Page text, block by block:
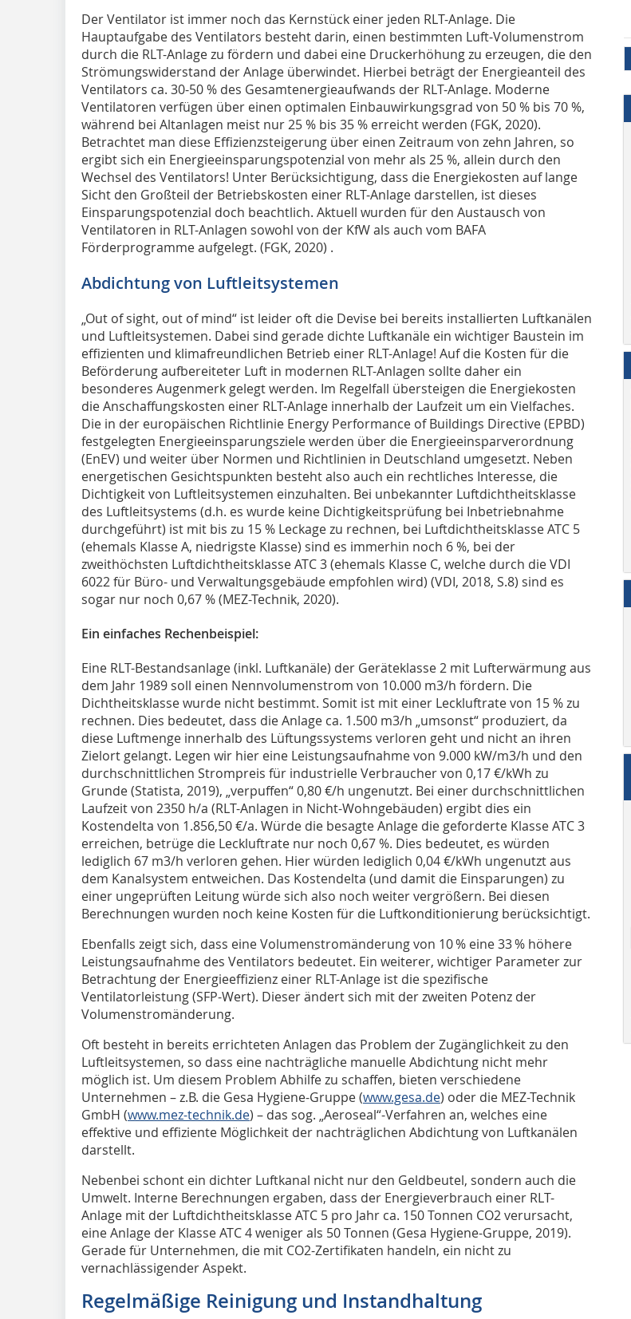
Der Ventilator ist immer noch das Kernstück einer jeden RLT-Anlage. Die
Hauptaufgabe des Ventilators besteht darin, einen bestimmten Luft-Volumenstrom
durch die RLT-Anlage zu fördern und dabei eine Druckerhöhung zu erzeugen, die den
Strömungswiderstand der Anlage überwindet. Hierbei beträgt der Energieanteil des
Ventilators ca. 30-50 % des Gesamt­energieaufwands der RLT-Anlage. Moderne
Ventilatoren verfügen über einen optimalen Einbauwirkungsgrad von 50 % bis 70 %,
während bei Altanlagen meist nur 25 % bis 35 % erreicht werden (FGK, 2020).
Betrachtet man diese Effizienzsteigerung über einen Zeitraum von zehn Jahren, so
ergibt sich ein Energieeinsparungspotenzial von mehr als 25 %, allein durch den
Wechsel des Ventilators! Unter Berücksichtigung, dass die Energiekosten auf lange
Sicht den Großteil der Betriebskosten einer RLT-Anlage darstellen, ist dieses
Einsparungspotenzial doch beachtlich. Aktuell wurden für den Austausch von
Ventilatoren in RLT-Anlagen sowohl von der KfW als auch vom BAFA
Förderprogramme aufgelegt. (FGK, 2020) .
Abdichtung von Luftleitsystemen
„Out of sight, out of mind“ ist leider oft die Devise bei bereits installierten Luftkanälen
und Luftleitsystemen. Dabei sind gerade dichte Luftkanäle ein wichtiger Baustein im
effizienten und klimafreundlichen Betrieb einer RLT-Anlage! Auf die Kosten für die
Beförderung aufbereiteter Luft in modernen RLT-Anlagen sollte daher ein
besonderes Augenmerk gelegt werden. Im Regelfall übersteigen die Energiekosten
die Anschaffungskosten einer RLT-Anlage innerhalb der Laufzeit um ein Vielfaches.
Die in der europäischen Richtlinie Energy Performance of Buildings Directive (EPBD)
festgelegten Energieeinsparungsziele werden über die Energieeinsparverordnung
(EnEV) und weiter über Normen und Richtlinien in Deutschland umgesetzt. Neben
energetischen Gesichtspunkten besteht also auch ein rechtliches Interesse, die
Dichtigkeit von Luftleitsystemen einzuhalten. Bei unbekannter Luftdichtheitsklasse
des Luftleitsystems (d.h. es wurde keine Dichtigkeitsprüfung bei Inbetriebnahme
durchgeführt) ist mit bis zu 15 % Leckage zu rechnen, bei Luftdichtheitsklasse ATC 5
(ehemals Klasse A, niedrigste Klasse) sind es immerhin noch 6 %, bei der
zweithöchsten Luftdichtheitsklasse ATC 3 (ehemals Klasse C, welche durch die VDI
6022 für Büro- und Verwaltungsgebäude empfohlen wird) (VDI, 2018, S.8) sind es
sogar nur noch 0,67 % (MEZ-Technik, 2020).
Ein einfaches Rechenbeispiel:
Eine RLT-Bestandsanlage (inkl. Luftkanäle) der Geräteklasse 2 mit Lufterwärmung aus
dem Jahr 1989 soll einen Nennvolumenstrom von 10.000 m3/h fördern. Die
Dichtheitsklasse wurde nicht bestimmt. Somit ist mit einer Leckluftrate von 15 % zu
rechnen. Dies bedeutet, dass die Anlage ca. 1.500 m3/h „umsonst“ produziert, da
diese Luftmenge innerhalb des Lüftungssystems verloren geht und nicht an ihren
Zielort gelangt. Legen wir hier eine Leistungsaufnahme von 9.000 kW/m3/h und den
durchschnittlichen Strompreis für industrielle Verbraucher von 0,17 €/kWh zu
Grunde (Statista, 2019), „verpuffen“ 0,80 €/h ungenutzt. Bei einer durchschnittlichen
Laufzeit von 2350 h/a (RLT-Anlagen in Nicht-Wohngebäuden) ergibt dies ein
Kostendelta von 1.856,50 €/a. Würde die besagte Anlage die geforderte Klasse ATC 3
erreichen, betrüge die Leckluftrate nur noch 0,67 %. Dies bedeutet, es würden
lediglich 67 m3/h verloren gehen. Hier würden lediglich 0,04 €/kWh ungenutzt aus
dem Kanalsystem entweichen. Das Kostendelta (und damit die Einsparungen) zu
einer ungeprüften Leitung würde sich also noch weiter vergrößern. Bei diesen
Berechnungen wurden noch keine Kosten für die Luftkonditionierung berücksichtigt.
Ebenfalls zeigt sich, dass eine Volumenstromänderung von 10 % eine 33 % höhere
Leistungsaufnahme des Ventilators bedeutet. Ein weiterer, wichtiger Parameter zur
Betrachtung der Energieeffizienz einer RLT-Anlage ist die spezifische
Ventilatorleistung (SFP-Wert). Dieser ändert sich mit der zweiten Potenz der
Volumenstromänderung.
Oft besteht in bereits errichteten Anlagen das Problem der Zugänglichkeit zu den
Luftleitsystemen, so dass eine nachträgliche manuelle Abdichtung nicht mehr
möglich ist. Um diesem Problem Abhilfe zu schaffen, bieten verschiedene
Unternehmen – z.B. die Gesa Hygiene-Gruppe (www.gesa.de) oder die MEZ-Technik
GmbH (www.mez-technik.de) – das sog. „Aeroseal“-Verfahren an, welches eine
effektive und effiziente Möglichkeit der nachträglichen Abdichtung von Luftkanälen
darstellt.
Nebenbei schont ein dichter Luftkanal nicht nur den Geldbeutel, sondern auch die
Umwelt. Interne Berechnungen ergaben, dass der Energieverbrauch einer RLT-
Anlage mit der Luftdichtheitsklasse ATC 5 pro Jahr ca. 150 Tonnen CO2 verursacht,
eine Anlage der Klasse ATC 4 weniger als 50 Tonnen (Gesa Hygiene-Gruppe, 2019).
Gerade für Unternehmen, die mit CO2-Zertifikaten handeln, ein nicht zu
vernachlässigender Aspekt.
Regelmäßige Reinigung und Instandhaltung